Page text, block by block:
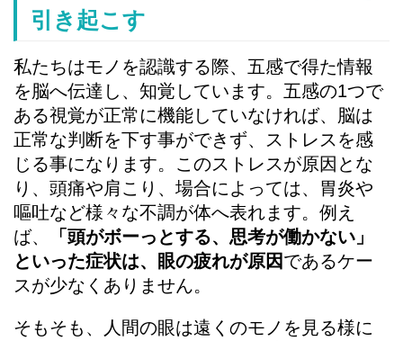
引き起こす
私たちはモノを認識する際、五感で得た情報
を脳へ伝達し、知覚しています。五感の1つで
ある視覚が正常に機能していなければ、脳は
正常な判断を下す事ができず、ストレスを感
じる事になります。このストレスが原因とな
り、頭痛や肩こり、場合によっては、胃炎や
嘔吐など様々な不調が体へ表れます。例え
ば、
「頭がボーっとする、思考が働かない」
といった症状は、眼の疲れが原因であるケー
スが少なくありません。
そもそも、人間の眼は遠くのモノを見る様に